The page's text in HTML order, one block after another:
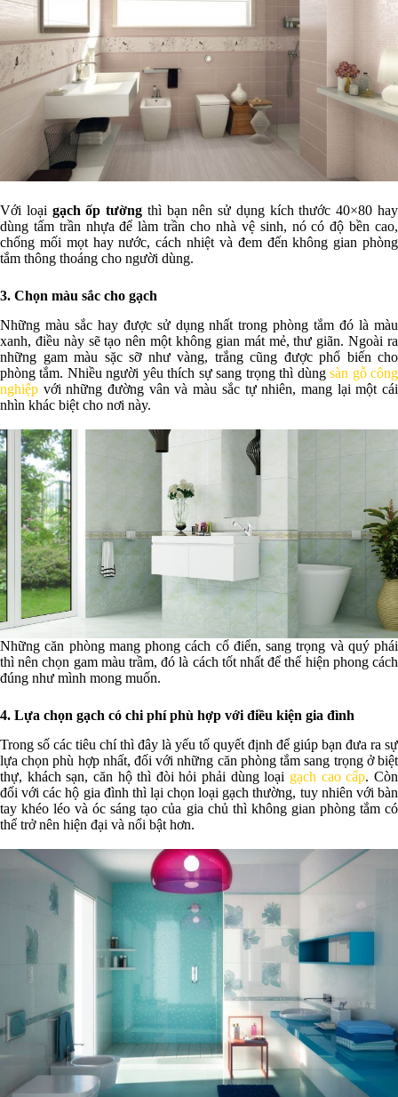
Với loại gạch ốp tường thì bạn nên sử dụng kích thước 40×80 hay
dùng tấm trần nhựa để làm trần cho nhà vệ sinh, nó có độ bền cao,
chống mối mọt hay nước, cách nhiệt và đem đến không gian phòng
tắm thông thoáng cho người dùng.
3. Chọn màu sắc cho gạch
Những màu sắc hay được sử dụng nhất trong phòng tắm đó là màu
xanh, điều này sẽ tạo nên một không gian mát mẻ, thư giãn. Ngoài ra
những gam màu sặc sỡ như vàng, trắng cũng được phổ biến cho
phòng tắm. Nhiều người yêu thích sự sang trọng thì dùngsàn gỗ công
nghiệp với những đường vân và màu sắc tự nhiên, mang lại một cái
nhìn khác biệt cho nơi này.
Những căn phòng mang phong cách cổ điển, sang trọng và quý phái
thì nên chọn gam màu trầm, đó là cách tốt nhất để thể hiện phong cách
đúng như mình mong muốn.
4. Lựa chọn gạch có chi phí phù hợp với điều kiện gia đình
Trong số các tiêu chí thì đây là yếu tố quyết định để giúp bạn đưa ra sự
lựa chọn phù hợp nhất, đối với những căn phòng tắm sang trọng ở biệt
thự, khách sạn, căn hộ thì đòi hỏi phải dùng loại gạch cao cấp. Còn
đối với các hộ gia đình thì lại chọn loại gạch thường, tuy nhiên với bàn
tay khéo léo và óc sáng tạo của gia chủ thì không gian phòng tắm có
thể trở nên hiện đại và nổi bật hơn.